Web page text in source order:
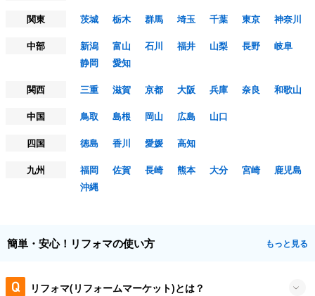
関東
茨城 栃木 群馬 埼玉 千葉 東京
神奈川
中部
新潟 富山 石川 福井 山梨 長野
岐阜
静岡
愛知
関西
三重 滋賀 京都 大阪 兵庫 奈良
和歌山
中国
鳥取 島根 岡山 広島
山口
四国
徳島 香川 愛媛
高知
九州
福岡 佐賀 長崎 熊本 大分 宮崎
鹿児島
沖縄
簡単・安心！リフォマの使い方 もっと見る
リフォマ(リフォームマーケット)とは？